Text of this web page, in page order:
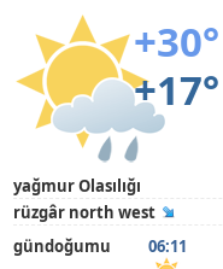
+30°
+17°
yağmur Olasılığı
rüzgâr north west
gündoğumu
06:11